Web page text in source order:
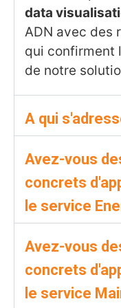
data
ADN avec des
qui confirment
de notre
A qui
Avez-vous
concrets
le service
Avez-vous
concrets
le service